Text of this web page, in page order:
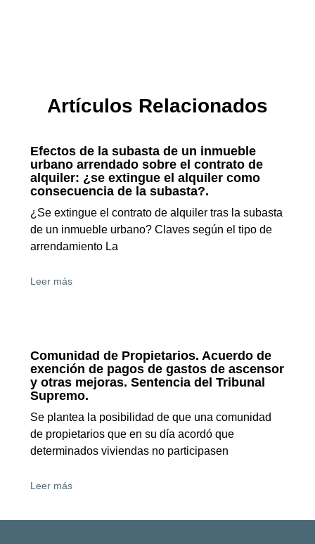
Artículos Relacionados
Efectos de la subasta de un inmueble
urbano arrendado sobre el contrato de
alquiler: ¿se extingue el alquiler como
consecuencia de la subasta?.
¿Se extingue el contrato de alquiler tras la subasta
de un inmueble urbano? Claves según el tipo de
arrendamiento La
Leer más
Comunidad de Propietarios. Acuerdo de
exención de pagos de gastos de ascensor
y otras mejoras. Sentencia del Tribunal
Supremo.
Se plantea la posibilidad de que una comunidad
de propietarios que en su día acordó que
determinados viviendas no participasen
Leer más